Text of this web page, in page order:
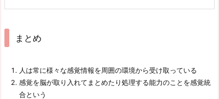
まとめ
人は常に様々な感覚情報を周囲の環境から受け取っている
感覚を脳が取り入れてまとめたり処理する能力のことを感覚統
合という